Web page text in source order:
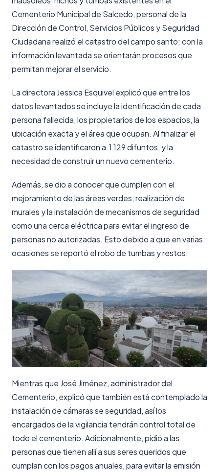
Cementerio Municipal de Salcedo, personal de la
Dirección de Control, Servicios Públicos y Seguridad
Ciudadana realizó el catastro del campo santo; con la
información levantada se orientarán procesos que
permitan mejorar el servicio.
La directora Jessica Esquivel explicó que entre los
datos levantados se incluye la identificación de cada
persona fallecida, los propietarios de los espacios, la
ubicación exacta y el área que ocupan. Al finalizar el
catastro se identificaron a 1 129 difuntos, y la
necesidad de construir un nuevo cementerio.
Además, se dio a conocer que cumplen con el
mejoramiento de las áreas verdes, realización de
murales y la instalación de mecanismos de seguridad
como una cerca eléctrica para evitar el ingreso de
personas no autorizadas. Esto debido a que en varias
ocasiones se reportó el robo de tumbas y restos.
Mientras que José Jiménez, administrador del
Cementerio, explicó que también está contemplado la
instalación de cámaras se seguridad, así los
encargados de la vigilancia tendrán control total de
todo el cementerio. Adicionalmente, pidió a las
personas que tienen allí a sus seres queridos que
cumplan con los pagos anuales, para evitar la emisión